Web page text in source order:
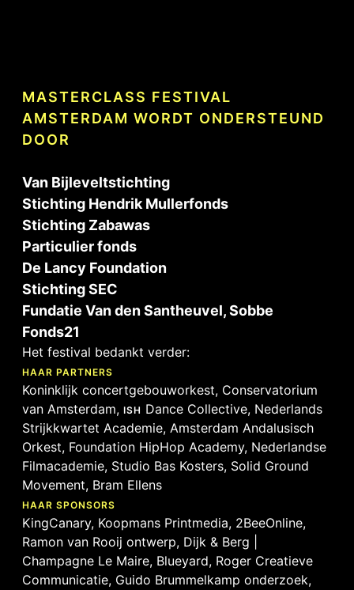
MASTERCLASS FESTIVAL
AMSTERDAM WORDT ONDERSTEUND
DOOR
Van Bijleveltstichting
Stichting Hendrik Mullerfonds
Stichting Zabawas
Particulier fonds
De Lancy Foundation
Stichting SEC
Fundatie Van den Santheuvel, Sobbe
Fonds21
Het festival bedankt verder:
HAAR PARTNERS
Koninklijk concertgebouworkest, Conservatorium
van Amsterdam,ISH Dance Collective, Nederlands
Strijkkwartet Academie, Amsterdam Andalusisch
Orkest, Foundation HipHop Academy, Nederlandse
Filmacademie, Studio Bas Kosters, Solid Ground
Movement, Bram Ellens
HAAR SPONSORS
KingCanary, Koopmans Printmedia, 2BeeOnline,
Ramon van Rooij ontwerp, Dijk & Berg |
Champagne Le Maire, Blueyard, Roger Creatieve
Communicatie, Guido Brummelkamp onderzoek,